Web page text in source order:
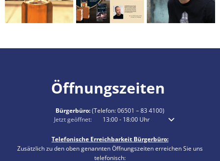
Öffnungszeiten
Bürgerbüro:(Telefon:06501 – 83 4100)
Klicken, um weitere Öffnungs- oder Schließzeiten auszublenden
Jetzt geöffnet: 13:00- 18:00Uhr Von 13:00 bis 18:00
Telefonische Erreichbarkeit Bürgerbüro:
Zusätzlich zu den oben genannten Öffnungszeiten erreichen Sie uns
telefonisch: